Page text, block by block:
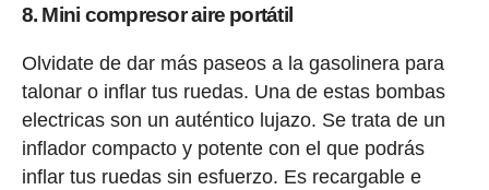
8. Mini compresor aire portátil
Olvidate de dar más paseos a la gasolinera para
talonar o inflar tus ruedas. Una de estas bombas
electricas son un auténtico lujazo. Se trata de un
inflador compacto y potente con el que podrás
inflar tus ruedas sin esfuerzo. Es recargable e